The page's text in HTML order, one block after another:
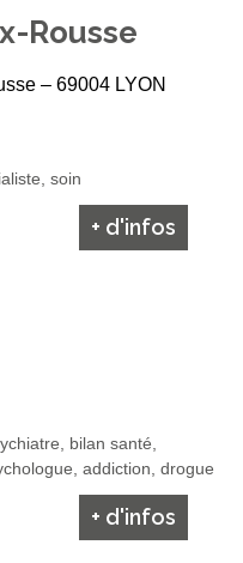
Rousse
– 69004 LYON
soin
+ d'infos
bilan santé,
addiction, drogue
+ d'infos